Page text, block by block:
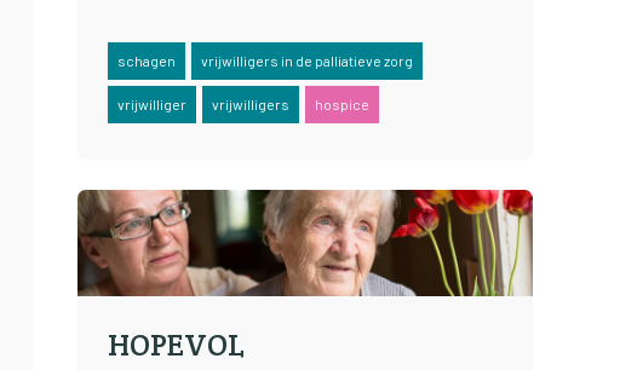
schagen vrijwilligers in de palliatieve zorg
vrijwilliger vrijwilligers hospice
HOPEVOL